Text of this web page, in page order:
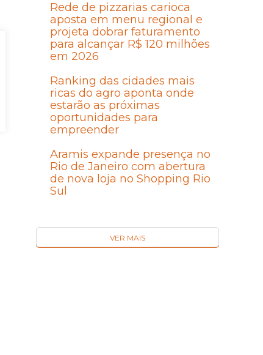
Rede de pizzarias carioca
aposta em menu regional e
projeta dobrar faturamento
para alcançar R$ 120 milhões
em 2026
Ranking das cidades mais
ricas do agro aponta onde
estarão as próximas
oportunidades para
empreender
Aramis expande presença no
Rio de Janeiro com abertura
de nova loja no Shopping Rio
Sul
VER MAIS